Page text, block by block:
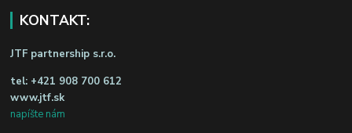
KONTAKT:
JTF partnership s.r.o.
tel: +421 908 700 612
www.jtf.sk
napíšte nám